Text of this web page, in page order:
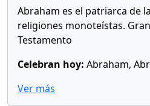
Abraham es el patriarca de
religiones monoteístas.
Testamento
Celebran hoy: Abraham,
Ver más